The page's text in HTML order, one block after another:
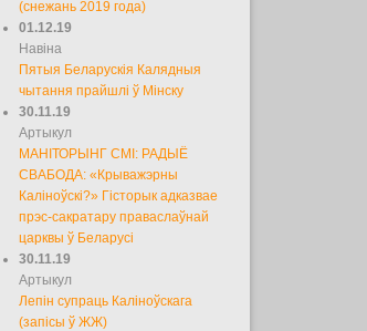
(снежань 2019 года)
01.12.19
Навіна
Пятыя Беларускія Калядныя
чытання прайшлі ў Мінску
30.11.19
Артыкул
МАНІТОРЫНГ СМІ: РАДЫЁ
СВАБОДА: «Крыважэрны
Каліноўскі?» Гісторык адказвае
прэс-сакратару праваслаўнай
царквы ў Беларусі
30.11.19
Артыкул
Лепін супраць Каліноўскага
(запісы ў ЖЖ)